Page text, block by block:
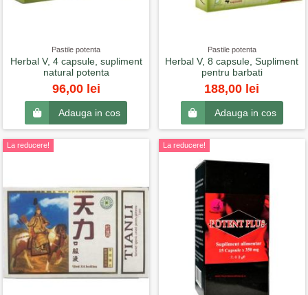
Pastile potenta
Herbal V, 4 capsule, supliment
natural potenta
96,00 lei
Adauga in cos
Pastile potenta
Herbal V, 8 capsule, Supliment
pentru barbati
188,00 lei
Adauga in cos
La reducere! La reducere!